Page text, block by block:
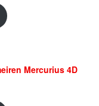
Mercurius 4D